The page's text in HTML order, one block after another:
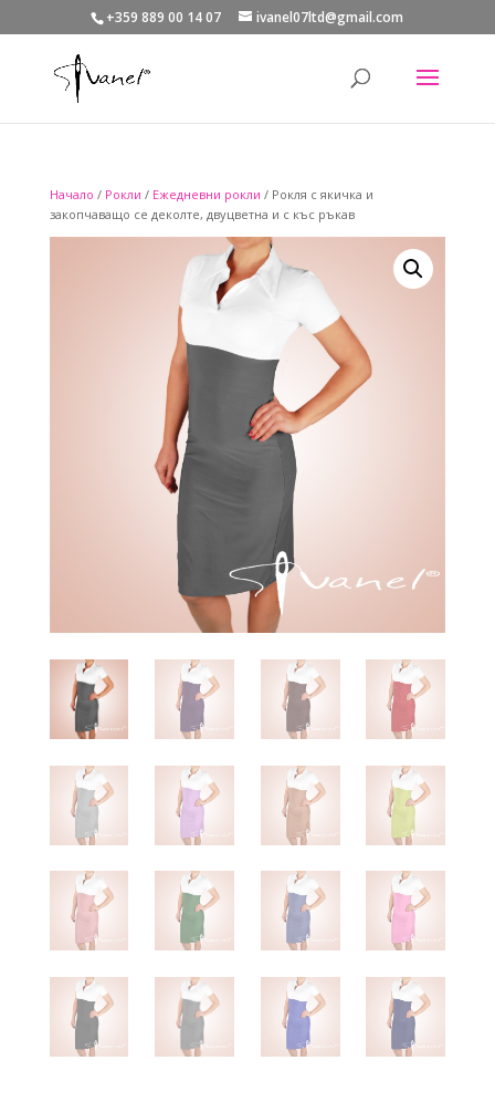
+359 889 00 14 07 ivanel07ltd@gmail.com
Начало / Рокли / Ежедневни рокли / Рокля с якичка и
закопчаващо се деколте, двуцветна и с къс ръкав